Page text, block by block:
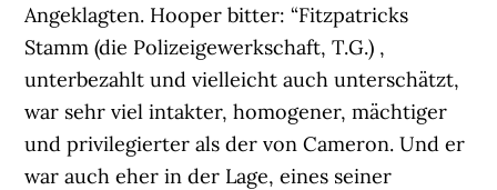
Angeklagten. Hooper bitter: “Fitzpatricks
Stamm (die Polizeigewerkschaft, T.G.) ,
unterbezahlt und vielleicht auch unterschätzt,
war sehr viel intakter, homogener, mächtiger
und privilegierter als der von Cameron. Und er
war auch eher in der Lage, eines seiner